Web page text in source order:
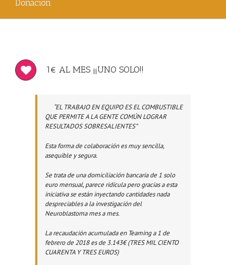
Donacion
1€ AL MES ¡¡UNO SOLO!!
“EL TRABAJO EN EQUIPO ES EL COMBUSTIBLE
QUE PERMITE A LA GENTE COMÚN LOGRAR
RESULTADOS SOBRESALIENTES”
Esta forma de colaboración es muy sencilla,
asequible y segura.
Se trata de una domiciliación bancaria de 1 solo
euro mensual, parece ridícula pero gracias a esta
iniciativa se están inyectando cantidades nada
despreciables a la investigación del
Neuroblastoma mes a mes.
La recaudación acumulada en Teaming a 1 de
febrero de 2018 es de 3.143€ (TRES MIL CIENTO
CUARENTA Y TRES EUROS)